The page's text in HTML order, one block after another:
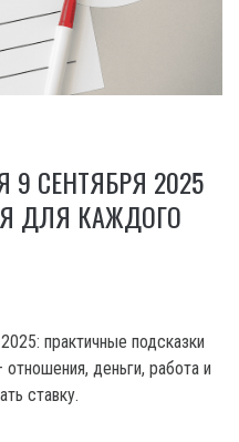
9 СЕНТЯБРЯ 2025
ДЛЯ КАЖДОГО
практичные подсказки
деньги, работа и
ставку.